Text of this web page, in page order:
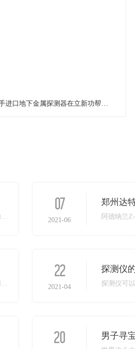
保加利亚德泰宝藏猎手进口地下金属探测器在立新功帮助客户成功找
乌克兰进口MarsMD探测器，高斯MD系列金属探测器，具有良好的搜索功能，如人体工程学设计，超轻重量，紧凑和可靠的建设质量。 Gauss MD是一种具有直接数字信号处理(DSP)的新金属探测器)。高斯MD操作的基本原理是感应平衡(IB)，它是通过在探测器搜索线圈中使用两个感应线圈（发射机和接收机线圈）来实现的。 当金属物体出现在这个线圈附近时，感应平衡被破坏，这导致接收线圈输出的不平衡信号。 这个信号被传输到控制箱，在那里它被电子处理，然后被呈现给操作员。 探测器使用一个16kHz的主工作频率和另一个48kHz的主工作频率（用于搜索小目标）。 LF1、LF2、LF3、LF4、LF5是探测器的主要工作频率，其值在15.8kHz-16.2kHz范围内。 除了主频外，探测器还能在附加的高频，高频率HF1到HF5下工作。 高频值在47.8kHz-48.2kHz范围内。每组(LF和HF)各有5个不同的频率-调谐噪声和相互干扰。应该注意的是，LF1、HF1频率通过线圈的电流流量减少了50%，LF2、HF2频率下降了25。 当地面的影响很大，探测器不能正确地平衡地面时，建议减少电流流动。 在高频下，地面影响将比在低频下工作时更显著。 如果土壤条件允许，HF更适合检测小金和青铜物体以及其他目标ID值较低的物品。
07
2021-06 阿德纳兰
一、地下金属探测器 1.保证电池安装在正确的位置。 2.用新电池替换一切旧电池。 二、不规则声响或方针ID光标移动 1.保证您的查找线圈结实连接并且线圈严密缠绕在杆上。 2.保证您没有在室内运用探测器或发现金属量过多。 3.下降灵敏度设置。 4.确认您是否接近其他金属探测器 或其他金属结构，如电力线，铁丝网，等。（留意：铁方针或许导致不稳定的声响或方针I
22
2021-04
探测仪
20 男子寻